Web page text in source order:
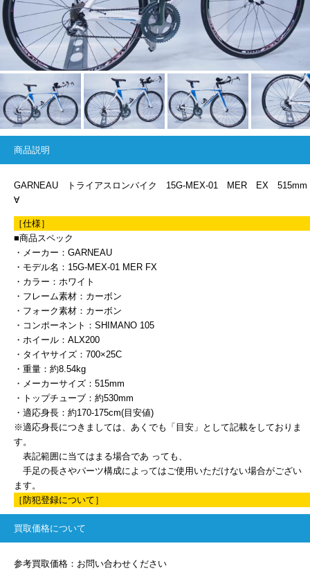
商品説明
GARNEAU トライアスロンバイク 15G-MEX-01 MER EX 515mm
∀
［仕様］
■商品スペック
・メーカー：GARNEAU
・モデル名：15G-MEX-01 MER FX
・カラー：ホワイト
・フレーム素材：カーボン
・フォーク素材：カーボン
・コンポーネント：SHIMANO 105
・ホイール：ALX200
・タイヤサイズ：700×25C
・重量：約8.54kg
・メーカーサイズ：515mm
・トップチューブ：約530mm
・適応身長：約170-175cm(目安値)
※適応身長につきましては、あくでも「目安」として記載をしておりま
す。
表記範囲に当てはまる場合であ っても、
手足の長さやパーツ構成によってはご使用いただけない場合がござい
ます。
［防犯登録について］
買取価格について
参考買取価格：お問い合わせください